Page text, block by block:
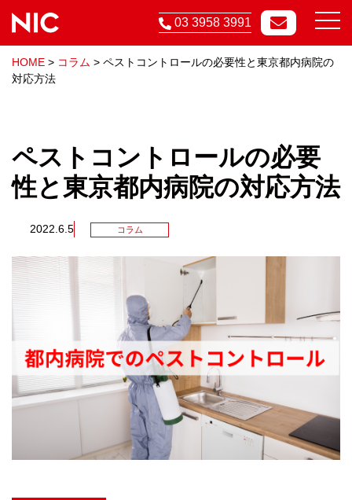
03 3958 3991
HOME > コラム > ペストコントロールの必要性と東京都内病院の
対応方法
ペストコントロールの必要
性と東京都内病院の対応方法
2022.6.5 コラム